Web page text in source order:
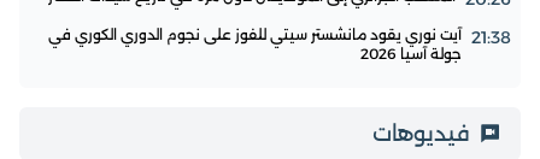
21:38 آيت نوري يقود مانشستر سيتي للفوز على نجوم الدوري الكوري في
جولة آسيا 2026
فيديوهات